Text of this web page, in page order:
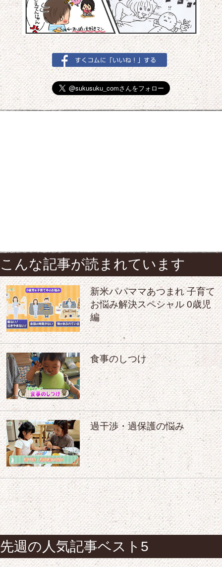
こんな記事が読まれています
新米パパママあつまれ 子育て
お悩み解決スペシャル 0歳児
編
食事のしつけ
過干渉・過保護の悩み
先週の人気記事ベスト5